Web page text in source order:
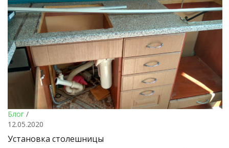
Блог /
12.05.2020
Установка столешницы